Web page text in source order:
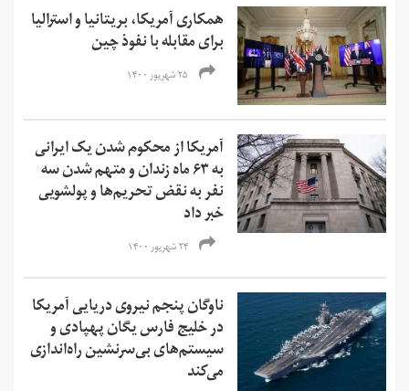
همکاری آمریکا، بریتانیا و استرالیا
برای مقابله با نفوذ چین
۲۵ شهریور ۱۴۰۰
آمریکا از محکوم شدن یک ایرانی
به ۶۳ ماه زندان و متهم شدن سه
نفر به نقض تحریم‌ها و‌ پولشویی
خبر داد
۲۴ شهریور ۱۴۰۰
ناوگان پنجم نیروی دریایی آمریکا
در خلیج فارس یگان پهپادی و
سیستم‌های بی‌سرنشین راه‌اندازی
می‌کند